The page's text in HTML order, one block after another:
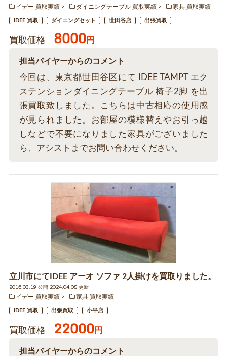
イデー 買取実績 ダイニングテーブル 買取実績 家具 買取実績
IDEE 買取 ダイニングセット 世田谷店 出張買取
買取価格 8000円
担当バイヤーからのコメント
今回は、東京都世田谷区にて IDEE TAMPT エク
ステンションダイニングテーブル 椅子2脚 を出
張買取致しました。こちらは中古相応の使用感
が見られました。お部屋の模様替えやお引っ越
しなどで不要になりました家具がございました
ら、アシストまでお問い合わせください。
立川市にてIDEE アーオ ソファ 2人掛けを買取りました。
2016.03.19 公開 2024.04.05 更新
イデー 買取実績
家具 買取実績
IDEE 買取 出張買取 小平店
買取価格 22000円
担当バイヤーからのコメント